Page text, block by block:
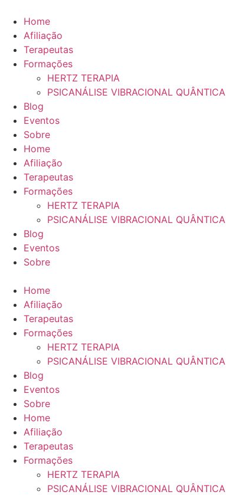
para
conteúdo
Home
Afiliação
Terapeutas
Formações
HERTZ TERAPIA
PSICANÁLISE VIBRACIONAL QUÂNTICA
Blog
Eventos
Sobre
Home
Afiliação
Terapeutas
Formações
HERTZ TERAPIA
PSICANÁLISE VIBRACIONAL QUÂNTICA
Blog
Eventos
Sobre
Home
Afiliação
Terapeutas
Formações
HERTZ TERAPIA
PSICANÁLISE VIBRACIONAL QUÂNTICA
Blog
Eventos
Sobre
Home
Afiliação
Terapeutas
Formações
HERTZ TERAPIA
PSICANÁLISE VIBRACIONAL QUÂNTICA